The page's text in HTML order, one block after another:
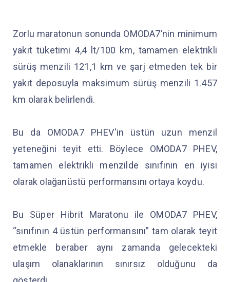
Zorlu maratonun sonunda OMODA7’nin minimum
yakıt tüketimi 4,4 lt/100 km, tamamen elektrikli
sürüş menzili 121,1 km ve şarj etmeden tek bir
yakıt deposuyla maksimum sürüş menzili 1.457
km olarak belirlendi.
Bu da OMODA7 PHEV'in üstün uzun menzil
yeteneğini teyit etti. Böylece OMODA7 PHEV,
tamamen elektrikli menzilde sınıfının en iyisi
olarak olağanüstü performansını ortaya koydu.
Bu Süper Hibrit Maratonu ile OMODA7 PHEV,
“sınıfının 4 üstün performansını” tam olarak teyit
etmekle beraber aynı zamanda gelecekteki
ulaşım olanaklarının sınırsız olduğunu da